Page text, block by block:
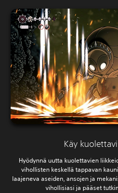
Käy
Hyödynnä uutta kuolettavien
vihollisten keskellä tappavan
laajeneva aseiden, ansojen ja
vihollisiasi ja pääset